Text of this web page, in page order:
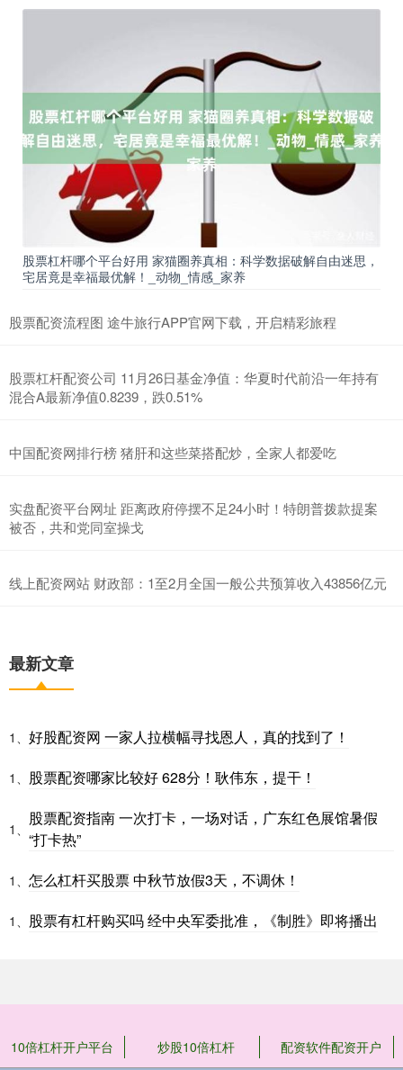
股票杠杆哪个平台好用 家猫圈养真相：科学数据破解自由迷思，
宅居竟是幸福最优解！_动物_情感_家养
股票配资流程图 途牛旅行APP官网下载，开启精彩旅程
股票杠杆配资公司 11月26日基金净值：华夏时代前沿一年持有
混合A最新净值0.8239，跌0.51%
中国配资网排行榜 猪肝和这些菜搭配炒，全家人都爱吃
实盘配资平台网址 距离政府停摆不足24小时！特朗普拨款提案
被否，共和党同室操戈
线上配资网站 财政部：1至2月全国一般公共预算收入43856亿元
最新文章
1、 好股配资网 一家人拉横幅寻找恩人，真的找到了！
1、 股票配资哪家比较好 628分！耿伟东，提干！
1、
股票配资指南 一次打卡，一场对话，广东红色展馆暑假
“打卡热”
1、 怎么杠杆买股票 中秋节放假3天，不调休！
1、 股票有杠杆购买吗 经中央军委批准，《制胜》即将播出
10倍杠杆开户平台 炒股10倍杠杆 配资软件配资开户